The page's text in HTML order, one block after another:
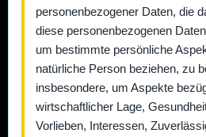
personenbezogener Daten, die
diese personenbezogenen
um bestimmte persönliche
natürliche Person beziehen, zu
insbesondere, um Aspekte
wirtschaftlicher Lage,
Vorlieben, Interessen,